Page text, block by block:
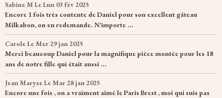
Sabine M Le Lun 03 fév 2025
Encore 1 fois très contente de Daniel pour son excellent gâteau
Milkabon, on en redemande. N'importe ...
CaroleLe Mer 29 jan 2025
Merci beaucoup Daniel pour la magnifique pièce montée pour les 18
ans de notre fille qui était aussi ...
Jean MaryseLe Mar 28 jan 2025
Encore une fois , on a vraiment aimé le Paris Brest , moi qui suis pas